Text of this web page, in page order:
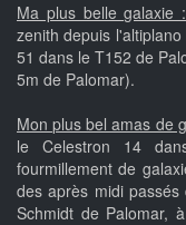
Ma plus belle galaxie :
zenith depuis
51 dans le T152 de
5m de Palomar).
Mon plus bel amas de
le Celestron 14
fourmillement de
des après midi
Schmidt de Palomar,